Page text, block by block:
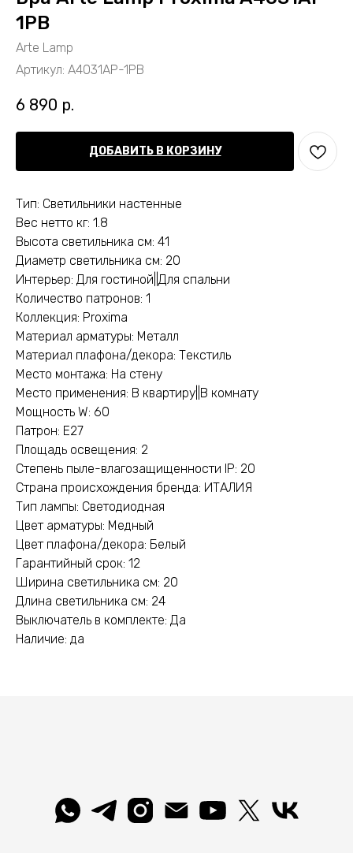
1PB
Arte Lamp
Артикул: A4031AP-1PB
6 890 р.
ДОБАВИТЬ В КОРЗИНУ
Тип: Светильники настенные
Вес нетто кг: 1.8
Высота светильника см: 41
Диаметр светильника см: 20
Интерьер: Для гостиной||Для спальни
Количество патронов: 1
Коллекция: Proxima
Материал арматуры: Металл
Материал плафона/декора: Текстиль
Место монтажа: На стену
Место применения: В квартиру||В комнату
Мощность W: 60
Патрон: E27
Площадь освещения: 2
Степень пыле-влагозащищенности IP: 20
Страна происхождения бренда: ИТАЛИЯ
Тип лампы: Светодиодная
Цвет арматуры: Медный
Цвет плафона/декора: Белый
Гарантийный срок: 12
Ширина светильника см: 20
Длина светильника см: 24
Выключатель в комплекте: Да
Наличие: да